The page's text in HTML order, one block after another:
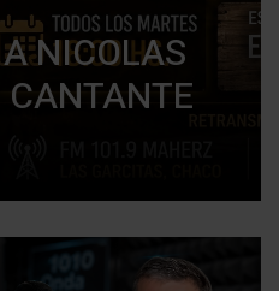
NICOLAS
CANTANTE